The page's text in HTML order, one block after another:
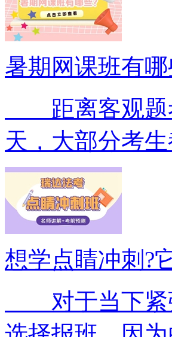
暑期网课班有哪
距离客观题
天，大部分考
想学点睛冲刺?
对于当下紧